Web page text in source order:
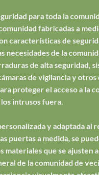
para toda la
fabricadas a
características de
necesidades de la
de alta seguridad,
de vigilancia y
proteger el acceso a la
intrusos fuera.
y adaptada al
puertas a medida, se
materiales que se ajusten
de la comunidad de